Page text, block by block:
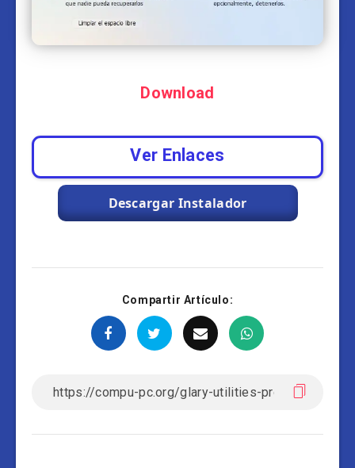
Download
Ver Enlaces
Descargar Instalador
Compartir Artículo: